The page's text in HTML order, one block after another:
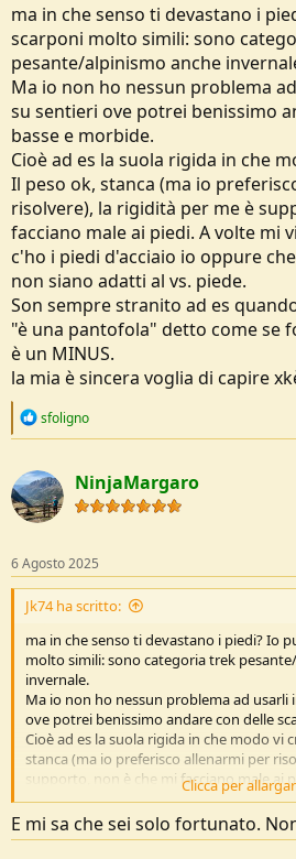
ma in che senso ti devastano i
scarponi molto simili: sono
pesante/alpinismo anche
Ma io non ho nessun problema
su sentieri ove potrei benissimo
basse e morbide.
Cioè ad es la suola rigida in che
Il peso ok, stanca (ma io
risolvere), la rigidità per me è
facciano male ai piedi. A volte mi
c'ho i piedi d'acciaio io oppure
non siano adatti al vs. piede.
Son sempre stranito ad es
"è una pantofola" detto come se
è un MINUS.
la mia è sincera voglia di capire
R
c
t
i
o
s
:
sfoligno
NinjaMargaro
6 Agosto 2025
Jk74 ha scritto:
ma in che senso ti devastano i piedi? Io
molto simili: sono categoria trek
invernale.
Ma io non ho nessun problema ad usarli
ove potrei benissimo andare con delle
Cioè ad es la suola rigida in che modo vi
stanca (ma io preferisco allenarmi per
supporto, non è che mi facciano male ai
pensare che o c'ho i piedi d'acciaio io
rigdi non siano adatti al vs. piede.
Son sempre stranito ad es quando
Clicca per
E mi sa che sei solo fortunato.